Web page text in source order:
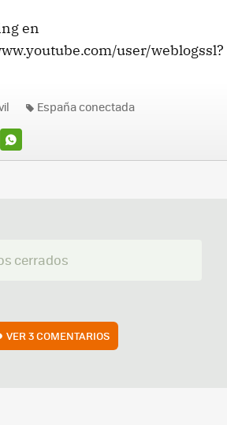
en
user/weblogssl?
WHATSAPP
España conectada
cerrados
VER3 COMENTARIOS